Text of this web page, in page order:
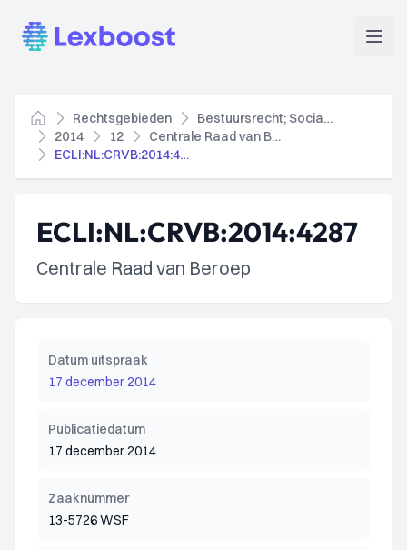
Lexboost
Home
Rechtsgebieden
Bestuursrecht; Socialezekerheidsrecht
2014
12
Centrale Raad van Beroep
ECLI:NL:CRVB:2014:4287
ECLI:NL:CRVB:2014:4287
Centrale Raad van Beroep
Datum uitspraak
17 december 2014
Publicatiedatum
17 december 2014
Zaaknummer
13-5726 WSF